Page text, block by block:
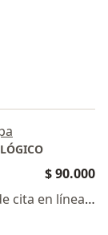
$ 90.000
Este especialista no ofrece reserva de cita en línea en esta dirección.